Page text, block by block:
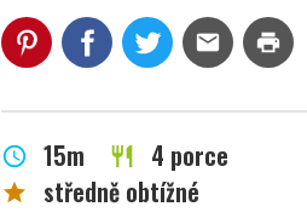
mail print
schedule 15m restaurant 4 porce
star středně obtížné